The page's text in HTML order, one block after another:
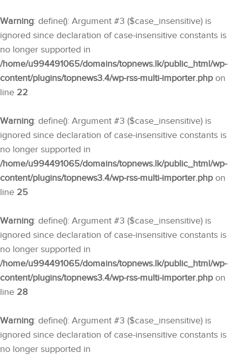
Warning: define(): Argument #3 ($case_insensitive) is
ignored since declaration of case-insensitive constants is
no longer supported in
/home/u994491065/domains/topnews.lk/public_html/wp-
content/plugins/topnews3.4/wp-rss-multi-importer.phpon
line 22
Warning: define(): Argument #3 ($case_insensitive) is
ignored since declaration of case-insensitive constants is
no longer supported in
/home/u994491065/domains/topnews.lk/public_html/wp-
content/plugins/topnews3.4/wp-rss-multi-importer.phpon
line 25
Warning: define(): Argument #3 ($case_insensitive) is
ignored since declaration of case-insensitive constants is
no longer supported in
/home/u994491065/domains/topnews.lk/public_html/wp-
content/plugins/topnews3.4/wp-rss-multi-importer.phpon
line 28
Warning: define(): Argument #3 ($case_insensitive) is
ignored since declaration of case-insensitive constants is
no longer supported in